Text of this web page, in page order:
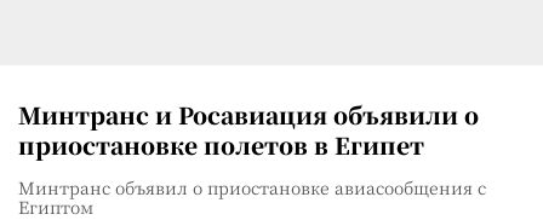
Минтранс и Росавиация объявили о
приостановке полетов в Египет
Минтранс объявил о приостановке авиасообщения с
Египтом